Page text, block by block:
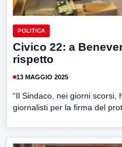
POLITICA
Civico 22: a
rispetto
13 MAGGIO 2025
“Il Sindaco, nei giorni scorsi,
giornalisti per la firma del